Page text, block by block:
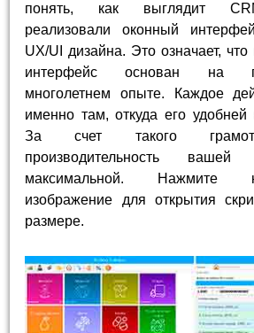
понять, как выглядит
реализовали оконный
UX/UI дизайна. Это означает, что
интерфейс основан на
многолетнем опыте. Каждое
именно там, откуда его удобней
За счет такого
производительность
максимальной. Нажмите
изображение для открытия
размере.